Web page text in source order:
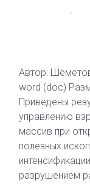
Автор:
word (doc)
Приведены
управлению
массив при
полезных
разрушением